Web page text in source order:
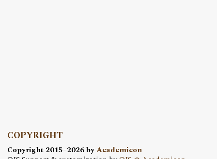
COPYRIGHT
Copyright 2015–2026 byAcademicon